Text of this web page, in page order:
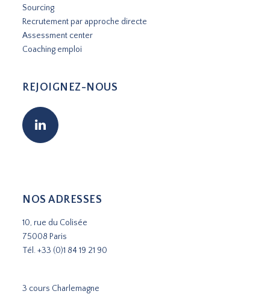
Sourcing
Recrutement par approche directe
Assessment center
Coaching emploi
REJOIGNEZ-NOUS
NOS ADRESSES
10, rue du Colisée
75008 Paris
Tél.+33 (0)1 84 19 21 90
3 cours Charlemagne